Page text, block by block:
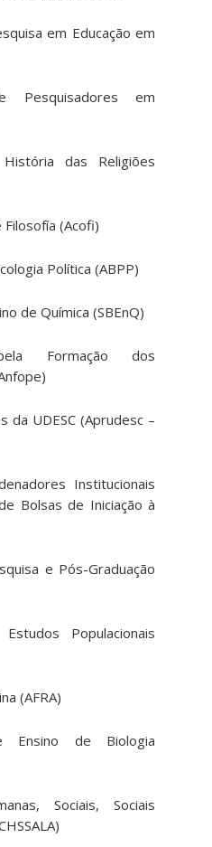
em Educação em
Pesquisadores em
das Religiões
(Acofi)
Política (ABPP)
de Química (SBEnQ)
Formação dos
da UDESC (Aprudesc –
Institucionais
Bolsas de Iniciação à
e Pós-Graduação
Populacionais
(AFRA)
Ensino de Biologia
Sociais, Sociais